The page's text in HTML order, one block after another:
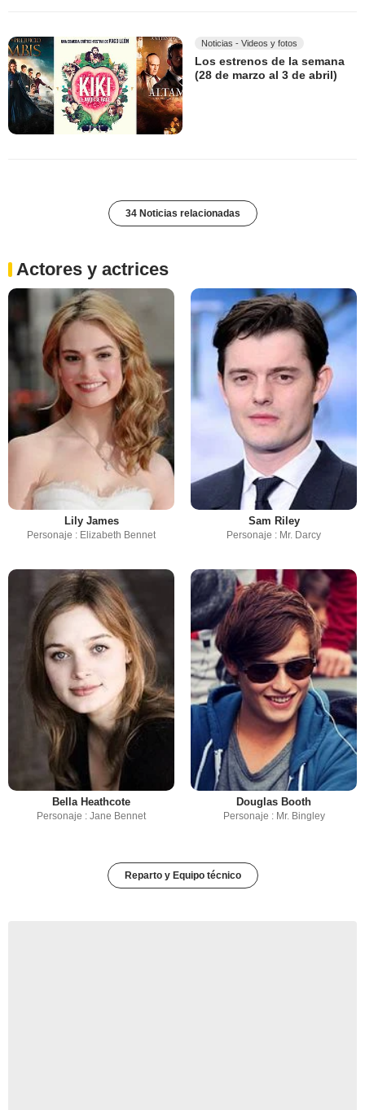
Noticias - Videos y fotos
Los estrenos de la semana
(28 de marzo al 3 de abril)
34 Noticias relacionadas
Actores y actrices
Lily James
Personaje : Elizabeth Bennet
Sam Riley
Personaje : Mr. Darcy
Bella Heathcote
Personaje : Jane Bennet
Douglas Booth
Personaje : Mr. Bingley
Reparto y Equipo técnico